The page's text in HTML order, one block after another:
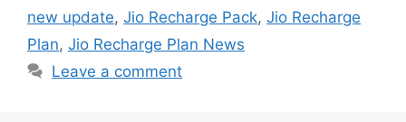
new update, Jio Recharge Pack, Jio Recharge
Plan, Jio Recharge Plan News
Leave a comment